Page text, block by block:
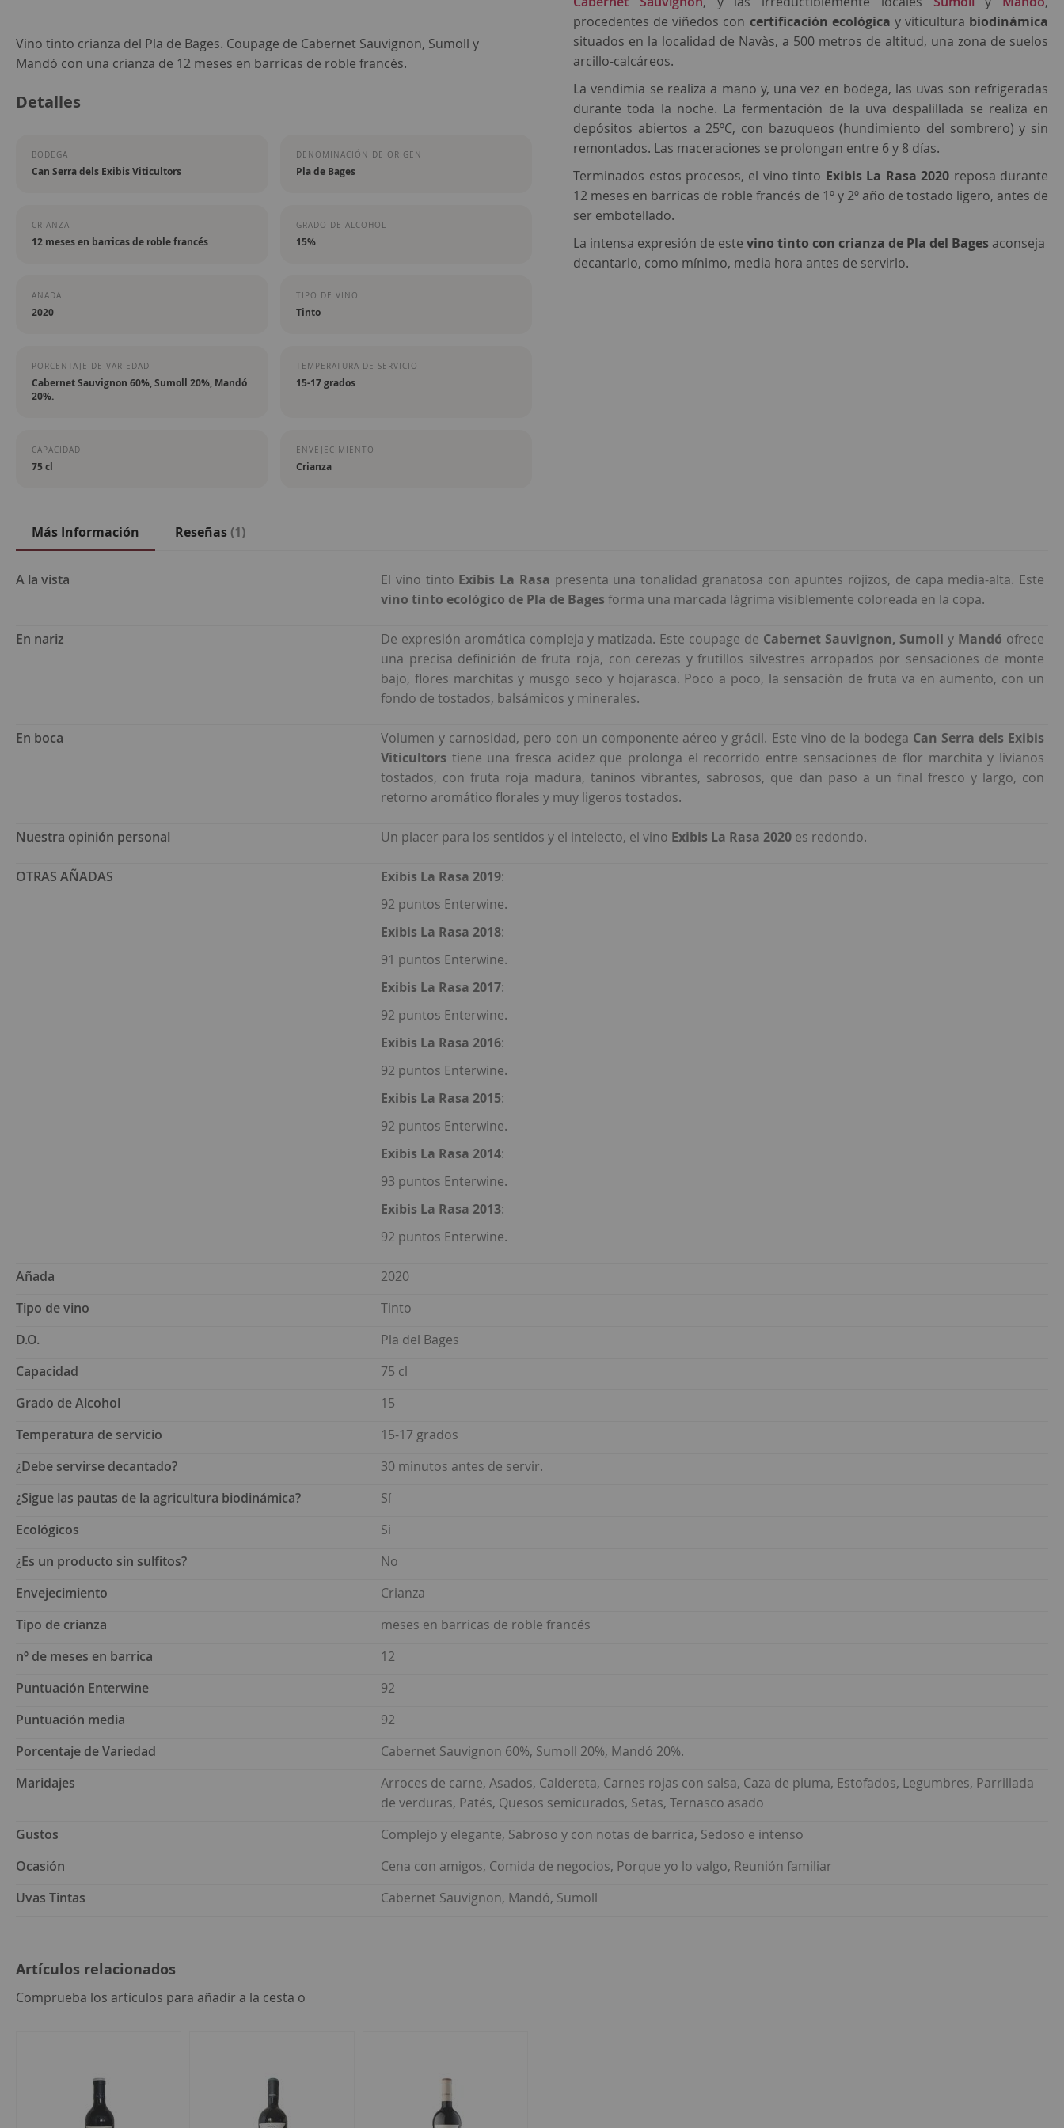
Saltar
al
de
Vino tinto crianza del Pla de Bages. Coupage de Cabernet Sauvignon, Sumoll y
Mandó con una crianza de 12 meses en barricas de roble francés.
Detalles
BODEGA
Can Serra dels Exibis Viticultors
DENOMINACIÓN DE ORIGEN
Pla de Bages
CRIANZA
12 meses en barricas de roble francés
GRADO DE ALCOHOL
15%
AÑADA
2020
TIPO DE VINO
Tinto
PORCENTAJE DE VARIEDAD
Cabernet Sauvignon 60%, Sumoll 20%, Mandó
20%.
TEMPERATURA DE SERVICIO
15-17 grados
CAPACIDAD
75 cl
ENVEJECIMIENTO
Crianza
procedentes de viñedos con certificación ecológica y viticultura biodinámica
situados en la localidad de Navàs, a 500 metros de altitud, una zona de suelos
arcillo-calcáreos.
La vendimia se realiza a mano y, una vez en bodega, las uvas son refrigeradas
durante toda la noche. La fermentación de la uva despalillada se realiza en
depósitos abiertos a 25ºC, con bazuqueos (hundimiento del sombrero) y sin
remontados. Las maceraciones se prolongan entre 6 y 8 días.
Terminados estos procesos, el vino tinto Exibis La Rasa 2020 reposa durante
12 meses en barricas de roble francés de 1º y 2º año de tostado ligero, antes de
ser embotellado.
La intensa expresión de estevino tinto con crianza de Pla del Bages aconseja
decantarlo, como mínimo, media hora antes de servirlo.
Más Información
Más
A la vista El vino tinto Exibis La Rasa presenta una tonalidad granatosa con apuntes rojizos, de capa media-alta. Este
vino tinto ecológico de Pla de Bages forma una marcada lágrima visiblemente coloreada en la copa.
En nariz De expresión aromática compleja y matizada. Este coupage de Cabernet Sauvignon, Sumolly Mandó ofrece
una precisa definición de fruta roja, con cerezas y frutillos silvestres arropados por sensaciones de monte
bajo, flores marchitas y musgo seco y hojarasca. Poco a poco, la sensación de fruta va en aumento, con un
fondo de tostados, balsámicos y minerales.
En boca Volumen y carnosidad, pero con un componente aéreo y grácil. Este vino de la bodega Can Serra dels Exibis
Viticultors tiene una fresca acidez que prolonga el recorrido entre sensaciones de flor marchita y livianos
tostados, con fruta roja madura, taninos vibrantes, sabrosos, que dan paso a un final fresco y largo, con
retorno aromático florales y muy ligeros tostados.
Nuestra opinión personal Un placer para los sentidos y el intelecto, el vino Exibis La Rasa 2020 es redondo.
OTRAS AÑADAS Exibis La Rasa 2019:
92 puntos Enterwine.
Exibis La Rasa 2018:
91 puntos Enterwine.
Exibis La Rasa 2017:
92 puntos Enterwine.
Exibis La Rasa 2016:
92 puntos Enterwine.
Exibis La Rasa 2015:
92 puntos Enterwine.
Exibis La Rasa 2014:
93 puntos Enterwine.
Exibis La Rasa 2013:
92 puntos Enterwine.
Añada
2020
Tipo de vino
Tinto
D.O.
Pla del Bages
Capacidad
75 cl
Grado de Alcohol
15
Temperatura de servicio
15-17 grados
¿Debe servirse decantado?
30 minutos antes de servir.
¿Sigue las pautas de la agricultura biodinámica?
Sí
Ecológicos
Si
¿Es un producto sin sulfitos?
No
Envejecimiento
Crianza
Tipo de crianza
meses en barricas de roble francés
nº de meses en barrica
12
Puntuación Enterwine
92
Puntuación media
92
Porcentaje de Variedad
Cabernet Sauvignon 60%, Sumoll 20%, Mandó 20%.
Maridajes
Arroces de carne, Asados, Caldereta, Carnes rojas con salsa, Caza de pluma, Estofados, Legumbres, Parrillada
de verduras, Patés, Quesos semicurados, Setas, Ternasco asado
Gustos
Complejo y elegante, Sabroso y con notas de barrica, Sedoso e intenso
Ocasión
Cena con amigos, Comida de negocios, Porque yo lo valgo, Reunión familiar
Uvas Tintas
Cabernet Sauvignon, Mandó, Sumoll
Reseñas 1
Artículos relacionados
Comprueba los artículos para añadir a la cesta o